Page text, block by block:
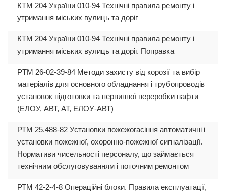
КТМ 204 України 010-94 Технічні правила ремонту і
утримання міських вулиць та доріг
КТМ 204 України 010-94 Технічні правила ремонту і
утримання міських вулиць та доріг. Поправка
РTM 26-02-39-84 Методи захисту від корозії та вибір
матеріалів для основного обладнання і трубопроводів
установок підготовки та первинної переробки нафти
(ЕЛОУ, АВТ, АТ, ЕЛОУ-АВТ)
РТМ 25.488-82 Установки пожежогасіння автоматичні і
установки пожежної, охоронно-пожежної сигналізації.
Нормативи чисельності персоналу, що займається
технічним обслуговуванням і поточним ремонтом
РТМ 42-2-4-8 Операційні блоки. Правила експлуатації,